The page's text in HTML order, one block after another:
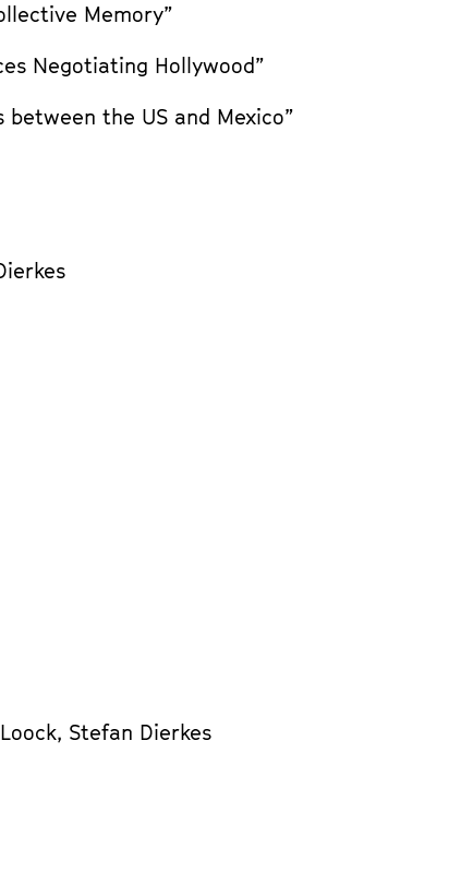
Memory”
Negotiating Hollywood”
the US and Mexico”
Stefan Dierkes